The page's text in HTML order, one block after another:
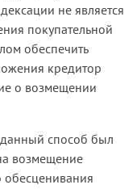
не является
покупательной
обеспечить
кредитор
о возмещении
способ был
возмещение
обесценивания